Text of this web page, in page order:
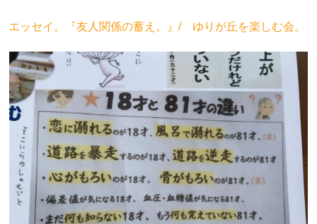
エッセイ。『友人関係の蓄え。』/ ゆりが丘を楽しむ会。